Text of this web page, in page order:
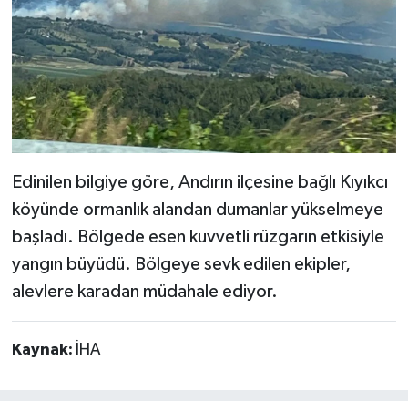
Edinilen bilgiye göre, Andırın ilçesine bağlı Kıyıkcı
köyünde ormanlık alandan dumanlar yükselmeye
başladı. Bölgede esen kuvvetli rüzgarın etkisiyle
yangın büyüdü. Bölgeye sevk edilen ekipler,
alevlere karadan müdahale ediyor.
Kaynak: İHA